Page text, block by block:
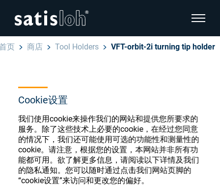
Cookie设置
我们使用cookie来操作我们的网站和提供您所要求的
服务。除了这些技术上必要的cookie，在经过您同意
的情况下，我们还可能使用可选的功能性和测量性的
cookie。请注意，根据您的设置，本网站并非所有功
能都可用。欲了解更多信息，请阅读以下详情及我们
的隐私通知。您可以随时通过点击我们网站页脚的
“cookie设置”来访问和更改您的偏好。
显示页
汉语
眼镜光学
精密光学
我们是谁
English
Español
Français
页 商店 Tool Holders VFT-orbit-2i turning tip holder
眼镜光学耗材商店
注册或登录以访问您的帐户，并了解我们的各
种眼镜光学耗材